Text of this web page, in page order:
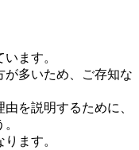
ます。
多いため、ご存知な
を説明するために、
ます。